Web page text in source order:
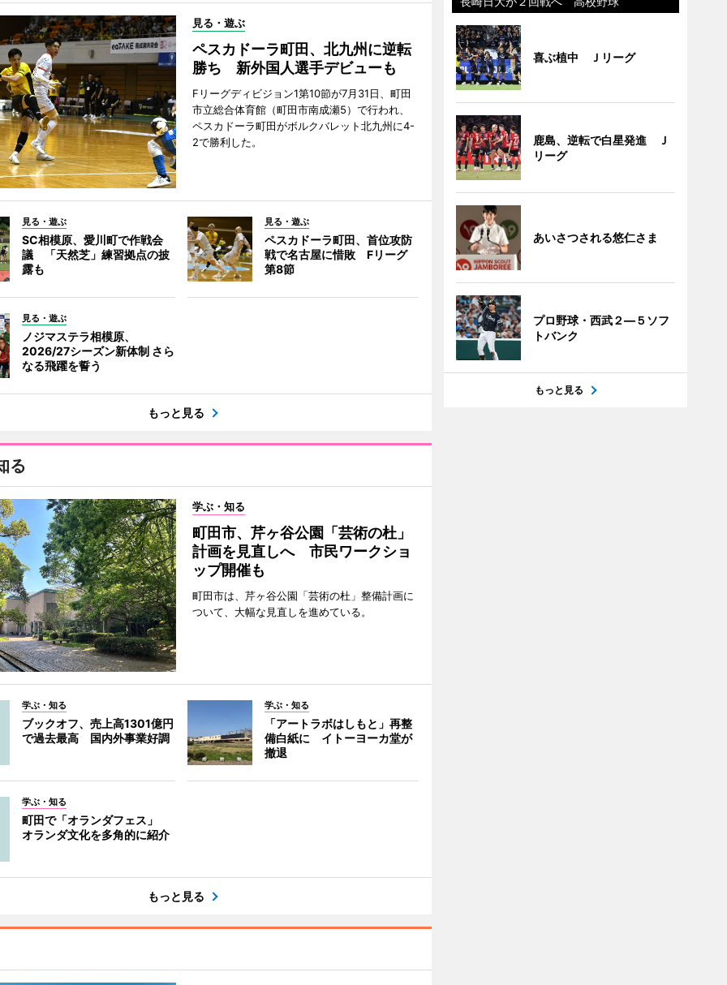
見る・遊ぶ
ペスカドーラ町田、北九州に逆転
勝ち 新外国人選手デビューも
Fリーグディビジョン1第10節が7月31日、町田
市立総合体育館（町田市南成瀬5）で行われ、
ペスカドーラ町田がボルクバレット北九州に4-
2で勝利した。
見る・遊ぶ
SC相模原、愛川町で作戦会
議 「天然芝」練習拠点の披
露も
見る・遊ぶ
ペスカドーラ町田、首位攻防
戦で名古屋に惜敗 Fリーグ
第8節
見る・遊ぶ
ノジマステラ相模原、
2026/27シーズン新体制 さら
なる飛躍を誓う
もっと見る
る
学ぶ・知る
町田市、芹ヶ谷公園「芸術の杜」
計画を見直しへ 市民ワークショ
ップ開催も
町田市は、芹ヶ谷公園「芸術の杜」整備計画に
ついて、大幅な見直しを進めている。
学ぶ・知る
ブックオフ、売上高1301億円
で過去最高 国内外事業好調
学ぶ・知る
「アートラボはしもと」再整
備白紙に イトーヨーカ堂が
撤退
学ぶ・知る
町田で「オランダフェス」
オランダ文化を多角的に紹介
もっと見る
喜ぶ植中 Ｊリーグ
鹿島、逆転で白星発進 Ｊ
リーグ
あいさつされる悠仁さま
プロ野球・西武２―５ソフ
トバンク
もっと見る